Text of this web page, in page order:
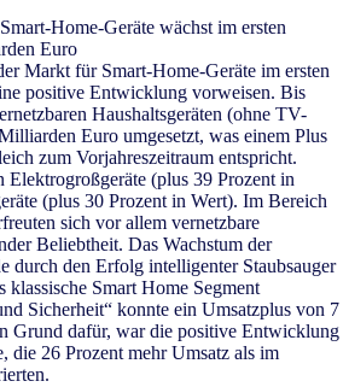
Home-Geräte wächst im ersten
Euro
Markt für Smart-Home-Geräte im ersten
positive Entwicklung vorweisen. Bis
Haushaltsgeräten (ohne TV-
Euro umgesetzt, was einem Plus
zum Vorjahreszeitraum entspricht.
Elektrogroßgeräte (plus 39 Prozent in
(plus 30 Prozent in Wert). Im Bereich
sich vor allem vernetzbare
Beliebtheit. Das Wachstum der
durch den Erfolg intelligenter Staubsauger
klassische Smart Home Segment
Sicherheit“ konnte ein Umsatzplus von 7
Grund dafür, war die positive Entwicklung
die 26 Prozent mehr Umsatz als im